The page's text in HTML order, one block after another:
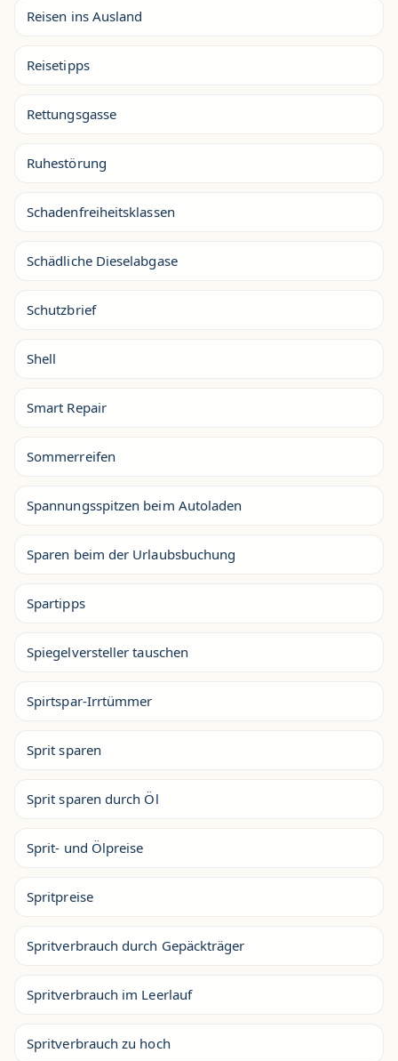
Reisen ins Ausland
Reisetipps
Rettungsgasse
Ruhestörung
Schadenfreiheitsklassen
Schädliche Dieselabgase
Schutzbrief
Shell
Smart Repair
Sommerreifen
Spannungsspitzen beim Autoladen
Sparen beim der Urlaubsbuchung
Spartipps
Spiegelversteller tauschen
Spirtspar-Irrtümmer
Sprit sparen
Sprit sparen durch Öl
Sprit- und Ölpreise
Spritpreise
Spritverbrauch durch Gepäckträger
Spritverbrauch im Leerlauf
Spritverbrauch zu hoch